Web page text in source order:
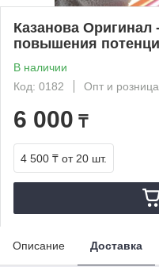
Казанова Оригинал
повышения
В наличии
Код: 0182
Опт и розница
6 000 ₸
4 500 ₸ от 20 шт.
Описание Доставка